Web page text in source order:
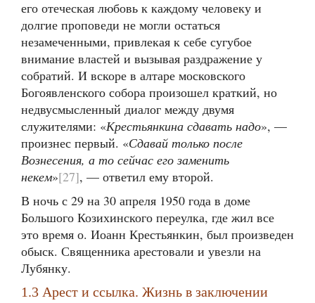
его отеческая любовь к каждому человеку и
долгие проповеди не могли остаться
незамеченными, привлекая к себе сугубое
внимание властей и вызывая раздражение у
собратий. И вскоре в алтаре московского
Богоявленского собора произошел краткий, но
недвусмысленный диалог между двумя
служителями: «Крестьянкина сдавать надо», —
произнес первый. «Сдавай только после
Вознесения, а то сейчас его заменить
некем»[27], — ответил ему второй.
В ночь с 29 на 30 апреля 1950 года в доме
Большого Козихинского переулка, где жил все
это время о. Иоанн Крестьянкин, был произведен
обыск. Священника арестовали и увезли на
Лубянку.
1.3 Арест и ссылка. Жизнь в заключении